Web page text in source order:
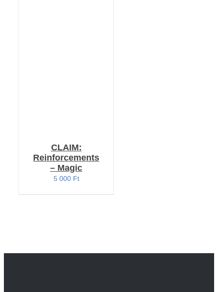
CLAIM:
Reinforcements
– Magic
5 000 Ft